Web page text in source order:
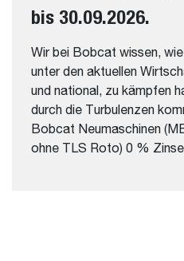
bis 30.09.2026.
Wir bei Bobcat wissen,
unter den aktuellen
und national, zu kämpfen
durch die Turbulenzen
Bobcat Neumaschinen
ohne TLS Roto) 0 %